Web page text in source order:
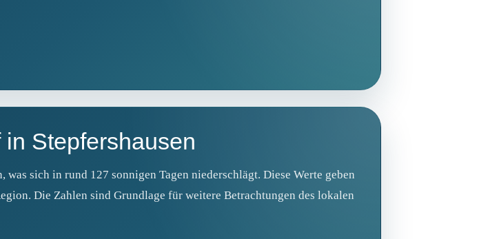
Stepfershausen
sich in rund 127 sonnigen Tagen niederschlägt. Diese Werte geben
Die Zahlen sind Grundlage für weitere Betrachtungen des lokalen